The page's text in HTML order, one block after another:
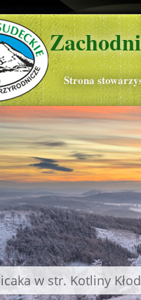
Strona
w str. Kotliny